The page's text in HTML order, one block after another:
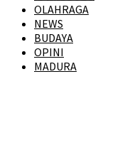
OLAHRAGA
NEWS
BUDAYA
OPINI
MADURA